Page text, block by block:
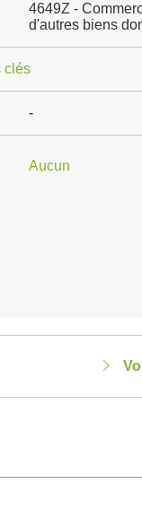
4649Z -
d'autres biens
clés
-
Aucun